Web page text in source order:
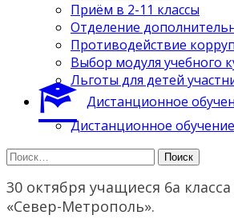
Приём в 2-11 классы
Отделение
Противодействие
Выбор модуля учебного
Льготы для детей
Дистанционное
Дистанционное обучение
Найти:
30 октября учащиеся 6а
«Север-Метрополь».